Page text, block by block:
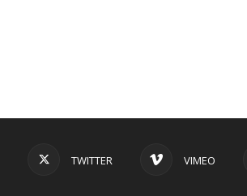
TWITTER VIMEO